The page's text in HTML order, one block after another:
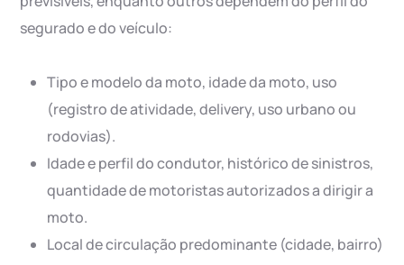
segurado e do veículo:
Tipo e modelo da moto, idade da moto, uso
(registro de atividade, delivery, uso urbano ou
rodovias).
Idade e perfil do condutor, histórico de sinistros,
quantidade de motoristas autorizados a dirigir a
moto.
Local de circulação predominante (cidade, bairro)